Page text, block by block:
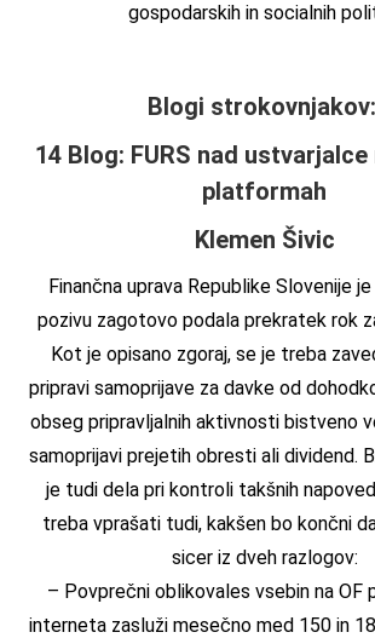
gospodarskih in socialnih
Blogi strokovnjakov:
14 Blog: FURS nad
platformah
Klemen Šivic
Finančna uprava Republike Slovenije
pozivu zagotovo podala prekratek rok
Kot je opisano zgoraj, se je treba
pripravi samoprijave za davke od
obseg pripravljalnih aktivnosti bistveno
samoprijavi prejetih obresti ali dividend.
je tudi dela pri kontroli takšnih
treba vprašati tudi, kakšen bo končni
sicer iz dveh razlogov:
– Povprečni oblikovales vsebin na OF
interneta zasluži mesečno med 150 in